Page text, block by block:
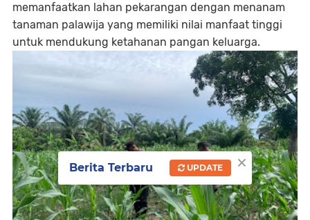
memanfaatkan lahan pekarangan dengan menanam
tanaman palawija yang memiliki nilai manfaat tinggi
untuk mendukung ketahanan pangan keluarga.
×
Berita Terbaru UPDATE